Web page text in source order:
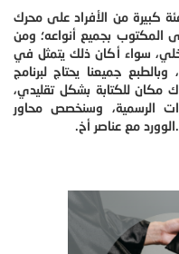
كبيرة من الأفراد على محرك
المكتوب بجميع أنواعه؛ ومن
سواء أكان ذلك يتمثل في
جميعنا يحتاج لبرنامج
مكان للكتابة بشكل تقليدي،
الرسمية، وسنخصص محاور
مع عناصر أخ.